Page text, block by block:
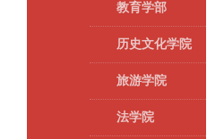
教育学部
历史文化学院
旅游学院
法学院